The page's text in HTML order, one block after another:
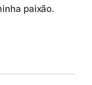
paixão.